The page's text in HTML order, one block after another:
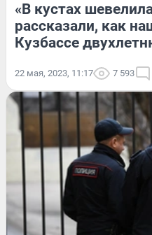
«В кустах
рассказали, как
Кузбассе
22 мая, 2023, 11:17 7 593